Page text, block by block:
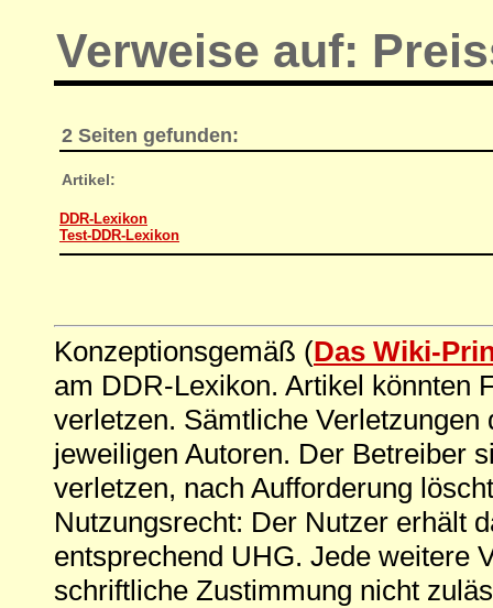
Verweise auf:
2 Seiten gefunden:
Artikel:
DDR-Lexikon
Test-DDR-Lexikon
Konzeptionsgemäß (Das Wiki-
am DDR-Lexikon. Artikel könnten
verletzen. Sämtliche
jeweiligen Autoren. Der Betreiber
verletzen, nach Aufforderung
Nutzungsrecht: Der Nutzer erhält
entsprechend UHG. Jede weitere
schriftliche Zustimmung nicht